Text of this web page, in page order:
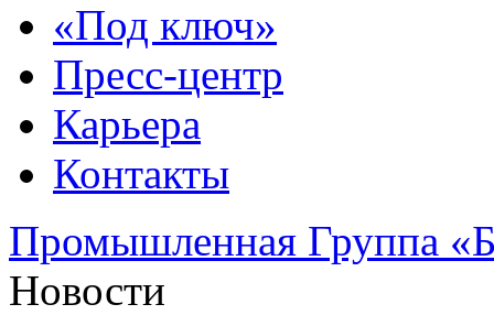
«Под ключ»
Пресс-центр
Карьера
Контакты
Промышленная Группа
Новости